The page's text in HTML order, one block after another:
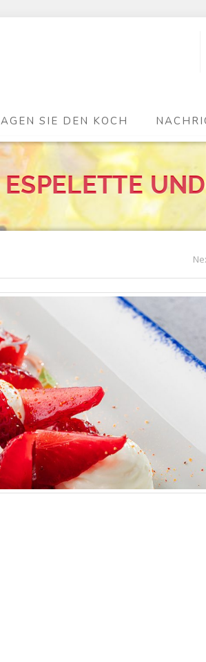
SIE DEN KOCH